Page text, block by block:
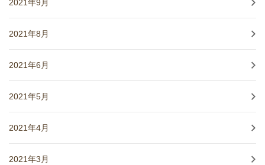
2021年9月
2021年8月
2021年6月
2021年5月
2021年4月
2021年3月